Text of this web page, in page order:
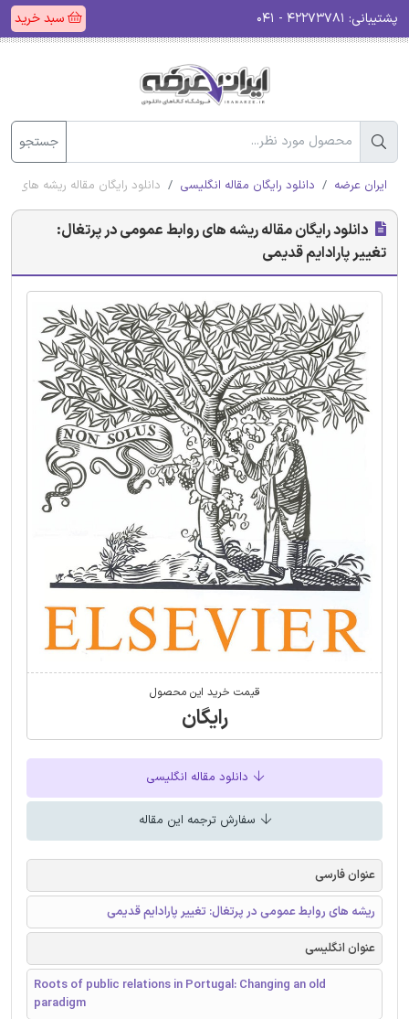
پشتیبانی: سبد خرید
جستجو
ایران عرضه دانلود رایگان مقاله انگلیسی دانلود رایگان مقاله ریشه های
دانلود رایگان مقاله ریشه های روابط عمومی در پرتغال:
تغییر پارادایم قدیمی
قیمت خرید این محصول
رایگان
دانلود مقاله انگلیسی
سفارش ترجمه این مقاله
عنوان فارسی
ریشه های روابط عمومی در پرتغال: تغییر پارادایم قدیمی
عنوان انگلیسی
Roots of public relations in Portugal: Changing an old
paradigm